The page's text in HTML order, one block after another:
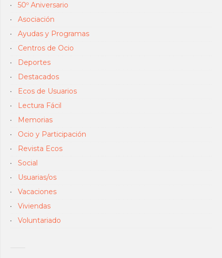
50º Aniversario
Asociación
Ayudas y Programas
Centros de Ocio
Deportes
Destacados
Ecos de Usuarios
Lectura Fácil
Memorias
Ocio y Participación
Revista Ecos
Social
Usuarias/os
Vacaciones
Viviendas
Voluntariado